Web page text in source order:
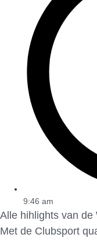
9:46 am
Alle hihlights van de
Met de Clubsport